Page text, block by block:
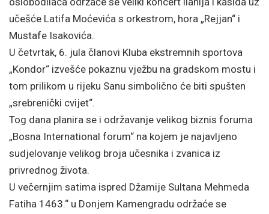
učešće Latifa Moćevića s orkestrom, hora „Rejjan“ i
Mustafe Isakovića.
U četvrtak, 6. jula članovi Kluba ekstremnih sportova
„Kondor“ izvešće pokaznu vježbu na gradskom mostu i
tom prilikom u rijeku Sanu simbolično će biti spušten
„srebrenički cvijet“.
Tog dana planira se i održavanje velikog biznis foruma
„Bosna International forum“ na kojem je najavljeno
sudjelovanje velikog broja učesnika i zvanica iz
privrednog života.
U večernjim satima ispred Džamije Sultana Mehmeda
Fatiha 1463.“ u Donjem Kamengradu održaće se